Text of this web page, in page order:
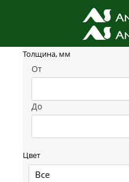
Фильтр товаров
Толщина, мм
От
До
Цвет
Все